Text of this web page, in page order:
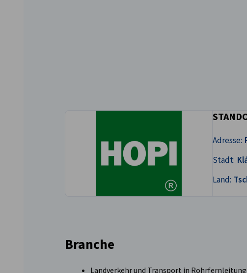
Adresse:
Stadt:
Land:
Branche
Landverkehr und Transport in